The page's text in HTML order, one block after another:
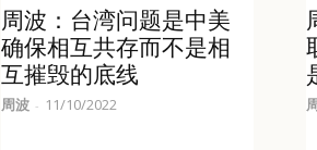
周波：台湾问题是中美
确保相互共存而不是相
互摧毁的底线
周波 - 11/10/2022